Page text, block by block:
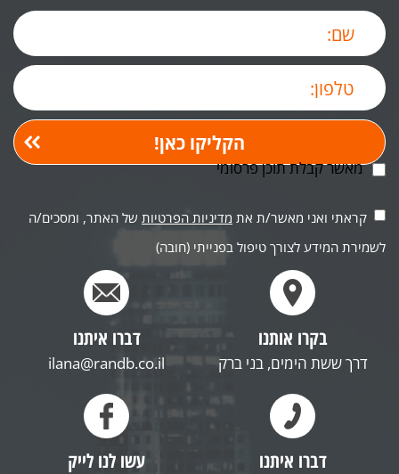
מאשר קבלת תוכן פרסומי
קראתי ואני מאשר/ת את מדיניות הפרטיות של האתר, ומסכים/ה
לשמירת המידע לצורך טיפול בפנייתי (חובה)
בקרו אותנו
דרך ששת הימים, בני ברק
דברו איתנו
ilana@randb.co.il
דברו איתנו עשו לנו לייק